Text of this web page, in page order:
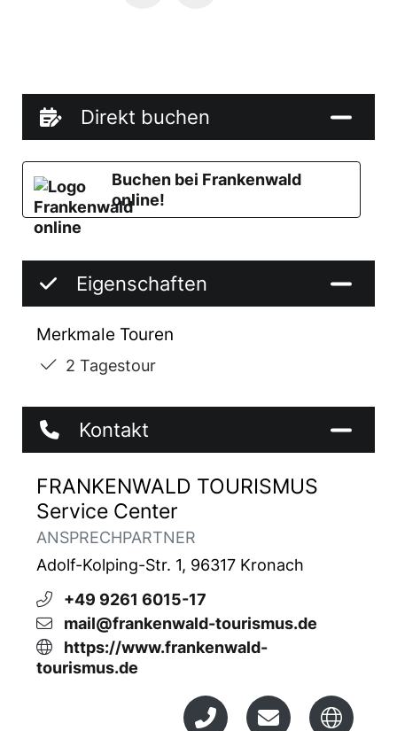
Direkt buchen
Buchen bei Frankenwald
online!
Eigenschaften
Merkmale Touren
2 Tagestour
Kontakt
FRANKENWALD TOURISMUS
Service Center
ANSPRECHPARTNER
Adolf-Kolping-Str. 1, 96317 Kronach
+49 9261 6015-17
mail@frankenwald-tourismus.de
https://www.frankenwald-
tourismus.de